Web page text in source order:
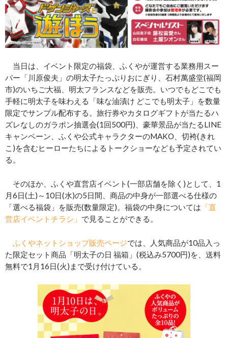
当日は、イベント限定の福袋、ふくやが運営する業務用スー
パー「川原俊夫」の明太子たっぷりおにぎり、石村萬盛堂(福岡
市)のいちご大福、明太フランスなどを販売。いつでもどこでも
手軽に明太子を味わえる「味な油漬け どこでも明太子」を数量
限定でサンプル配布する。旅行券やカタログギフトが当たるハ
ズレなしのガラポン抽選会(1回500円)、豪華景品が当たるLINE
キャンペーン、ふくや公式キャラクターのMAKO、切袴(きれ
こ)を含むヒーローたちによるトークショーなども予定されてい
る。
そのほか、ふくや直営店イベント(一部店舗を除く)として、1
月6日(土)～10日(水)の5日間、商品の中身が一部選べる仕様の
「選べる福袋」を販売(数量限定)。福袋の中身については 「直
営店イベントチラシ」 で見ることができる。
ふくやネットショップ販売ページでは、人気商品が10品入っ
た限定セット商品「明太子の日 福箱」(税込み5700円)を、送料
無料で1月16日(火)まで受け付けている。